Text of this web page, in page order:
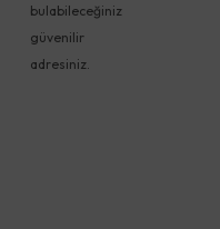
bulabileceğiniz
güvenilir
adresiniz.